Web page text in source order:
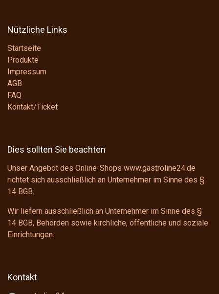
Nützliche Links
Startseite
Produkte
Impressum
AGB
FAQ
Kontakt/Ticket
Dies sollten Sie beachten
Unser Angebot des Online-Shops www.gastroline24.de
richtet sich ausschließlich an Unternehmer im Sinne des §
14 BGB.
Wir liefern ausschließlich an Unternehmer im Sinne des §
14 BGB, Behörden sowie kirchliche, öffentliche und soziale
Einrichtungen.
Kontakt